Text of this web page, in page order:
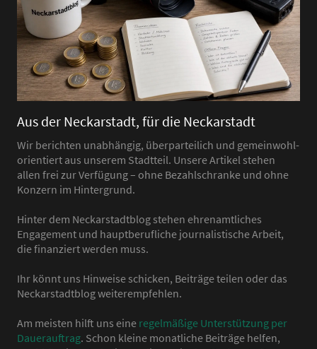
Aus der Neckarstadt, für die Neckarstadt
Wir berichten unabhängig, überparteilich und gemeinwohl-
orientiert aus unserem Stadtteil. Unsere Artikel stehen
allen frei zur Verfügung – ohne Bezahlschranke und ohne
Konzern im Hintergrund.
Hinter dem Neckarstadtblog stehen ehrenamtliches
Engagement und hauptberufliche journalistische Arbeit,
die finanziert werden muss.
Ihr könnt uns Hinweise schicken, Beiträge teilen oder das
Neckarstadtblog weiterempfehlen.
Am meisten hilft uns eine regelmäßige Unterstützung per
Dauerauftrag. Schon kleine monatliche Beiträge helfen,